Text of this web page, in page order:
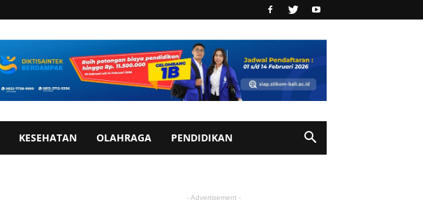
KESEHATAN OLAHRAGA PENDIDIKAN
- Advertisement -